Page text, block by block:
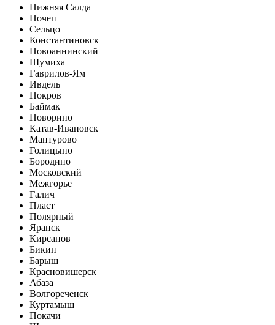
Нижняя Салда
Почеп
Сельцо
Константиновск
Новоаннинский
Шумиха
Гаврилов-Ям
Ивдель
Покров
Баймак
Поворино
Катав-Ивановск
Мантурово
Голицыно
Бородино
Московский
Межгорье
Галич
Пласт
Полярный
Яранск
Кирсанов
Бикин
Барыш
Красновишерск
Абаза
Волгореченск
Куртамыш
Покачи